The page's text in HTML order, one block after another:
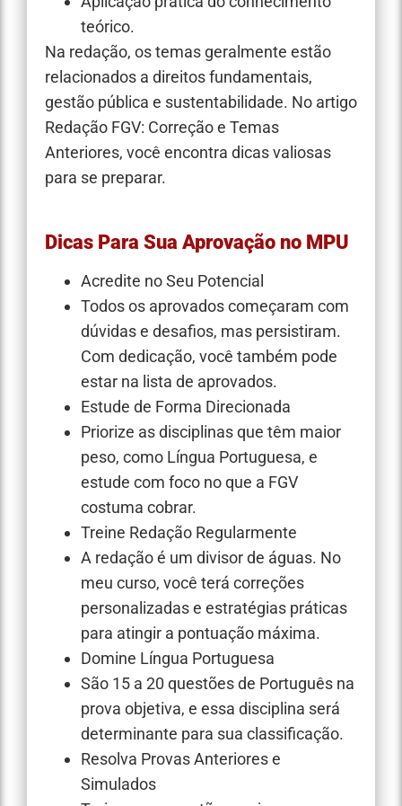
teórico.
Na redação, os temas geralmente estão
relacionados a direitos fundamentais,
gestão pública e sustentabilidade. No artigo
Redação FGV: Correção e Temas
Anteriores, você encontra dicas valiosas
para se preparar.
Dicas Para Sua Aprovação no MPU
Acredite no Seu Potencial
Todos os aprovados começaram com
dúvidas e desafios, mas persistiram.
Com dedicação, você também pode
estar na lista de aprovados.
Estude de Forma Direcionada
Priorize as disciplinas que têm maior
peso, como Língua Portuguesa, e
estude com foco no que a FGV
costuma cobrar.
Treine Redação Regularmente
A redação é um divisor de águas. No
meu curso, você terá correções
personalizadas e estratégias práticas
para atingir a pontuação máxima.
Domine Língua Portuguesa
São 15 a 20 questões de Português na
prova objetiva, e essa disciplina será
determinante para sua classificação.
Resolva Provas Anteriores e
Simulados